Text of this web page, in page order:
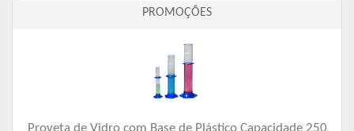
PROMOÇÕES
Proveta de Vidro com Base de Plástico Capacidade 250